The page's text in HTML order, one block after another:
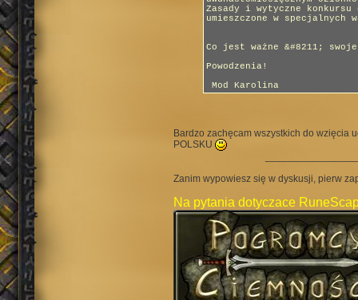
Zasady i wytyczne
umieszczone w
Co jest ważne &#8211;
Powodzenia!
Mod Karolina
Bardzo zachęcam wszystkich do wzięcia
POLSKU
Zanim wypowiesz się w dyskusji, pierw
Na pytania dotyczace